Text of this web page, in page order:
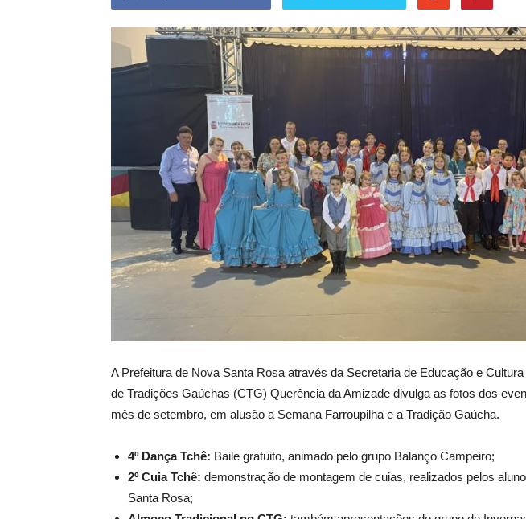
A Prefeitura de Nova Santa Rosa através da Secretaria de Educação e
de Tradições Gaúchas (CTG) Querência da Amizade divulga as fotos dos
mês de setembro, em alusão a Semana Farroupilha e a Tradição Gaúcha.
4º Dança Tchê: Baile gratuito, animado pelo grupo Balanço Campeiro;
2º Cuia Tchê: demonstração de montagem de cuias, realizados pelos
Santa Rosa;